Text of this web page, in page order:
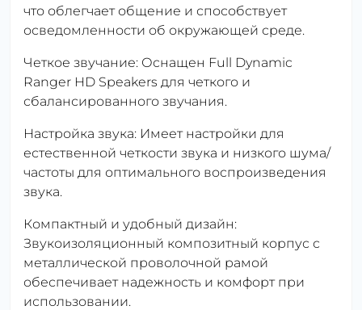
что облегчает общение и способствует
осведомленности об окружающей среде.
Четкое звучание: Оснащен Full Dynamic
Ranger HD Speakers для четкого и
сбалансированного звучания.
Настройка звука: Имеет настройки для
естественной четкости звука и низкого шума/
частоты для оптимального воспроизведения
звука.
Компактный и удобный дизайн:
Звукоизоляционный композитный корпус с
металлической проволочной рамой
обеспечивает надежность и комфорт при
использовании.